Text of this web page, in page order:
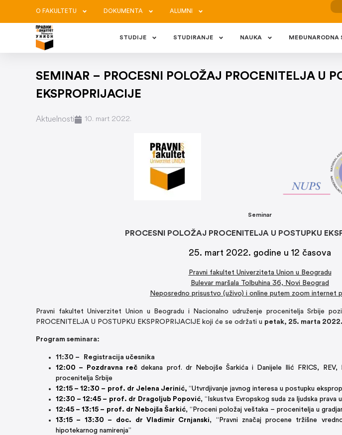
O FAKULTETU DOKUMENTA ALUMNI
STUDIJE STUDIRANJE NAUKA MEÐUNARODNA
SEMINAR – PROCESNI POLOŽAJ PROCENITELJA U
EKSPROPRIJACIJE
Aktuelnosti 10. mart 2022.
Seminar
PROCESNI POLOŽAJ PROCENITELJA U POSTUPKU
25. mart 2022. godine u 12 časova
Pravni fakultet Univerziteta Union u Beogradu
Bulevar maršala Tolbuhina 36, Novi Beograd
Neposredno prisustvo (uživo) i online putem zoom internet
Pravni fakultet Univerzitet Union u Beogradu i Nacionalno udruženje procenitelja Srbije
PROCENITELJA U POSTUPKU EKSPROPRIJACIJE koji će se održati u petak, 25. marta
Program seminara:
11:30 –
Registracija učesnika
12:00 –
Pozdravna reč dekana prof. dr Nebojše Šarkića i Danijele Ilić FRICS, REV,
procenitelja Srbije
12:15 – 12:30 – prof. dr Jelena Jerinić, “Utvrdjivanje javnog interesa u postupku
12:30 – 12:45 – prof. dr Dragoljub Popović, “Iskustva Evropskog suda za ljudska prava
12:45 – 13:15 – prof. dr Nebojša Šarkić, “Proceni položaj veštaka – procenitelja u
13:15 – 13:30 –
doc. dr Vladimir Crnjanski, “Pravni značaj procene tržišne
hipotekarnog namirenja”